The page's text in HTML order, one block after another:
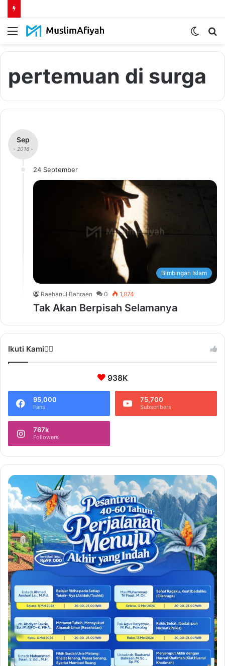
Menu
Switch
pertemuan di surga
Sep
- 2016 -
24 September
Bimbingan Islam
Raehanul Bahraen 0 1,874
Tak Akan Berpisah Selamanya
Ikuti Kami❤️‍🔥
938K
95,000
Fans
75,700
Subscribers
767k
Followers